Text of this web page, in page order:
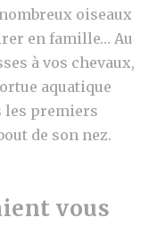
oiseaux
en famille… Au
à vos chevaux,
aquatique
les premiers
de son nez.
vous